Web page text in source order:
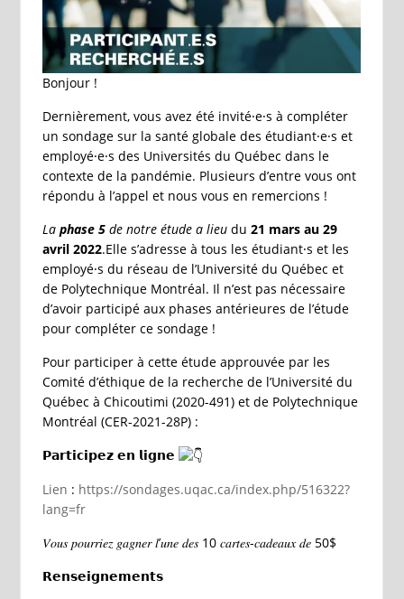
Bonjour !
Dernièrement, vous avez été invité⸱e⸱s à compléter
un sondage sur la santé globale des étudiant⸱e⸱s et
employé⸱e⸱s des Universités du Québec dans le
contexte de la pandémie. Plusieurs d’entre vous ont
répondu à l’appel et nous vous en remercions !
La phase 5de notre étude a lieu du 21 mars au 29
avril 2022.Elle s’adresse à tous les étudiant⸱s et les
employé⸱s du réseau de l’Université du Québec et
de Polytechnique Montréal. Il n’est pas nécessaire
d’avoir participé aux phases antérieures de l’étude
pour compléter ce sondage !
Pour participer à cette étude approuvée par les
Comité d’éthique de la recherche de l’Université du
Québec à Chicoutimi (2020-491) et de Polytechnique
Montréal (CER-2021-28P) :
𝗣𝗮𝗿𝘁𝗶𝗰𝗶𝗽𝗲𝘇 𝗲𝗻 𝗹𝗶𝗴𝗻𝗲
Lien : https://sondages.uqac.ca/index.php/516322?
lang=fr
𝑉𝑜𝑢𝑠 𝑝𝑜𝑢𝑟𝑟𝑖𝑒𝑧 𝑔𝑎𝑔𝑛𝑒𝑟 𝑙’𝑢𝑛𝑒 𝑑𝑒𝑠 10 𝑐𝑎𝑟𝑡𝑒𝑠-𝑐𝑎𝑑𝑒𝑎𝑢𝑥 𝑑𝑒 50$
𝗥𝗲𝗻𝘀𝗲𝗶𝗴𝗻𝗲𝗺𝗲𝗻𝘁𝘀